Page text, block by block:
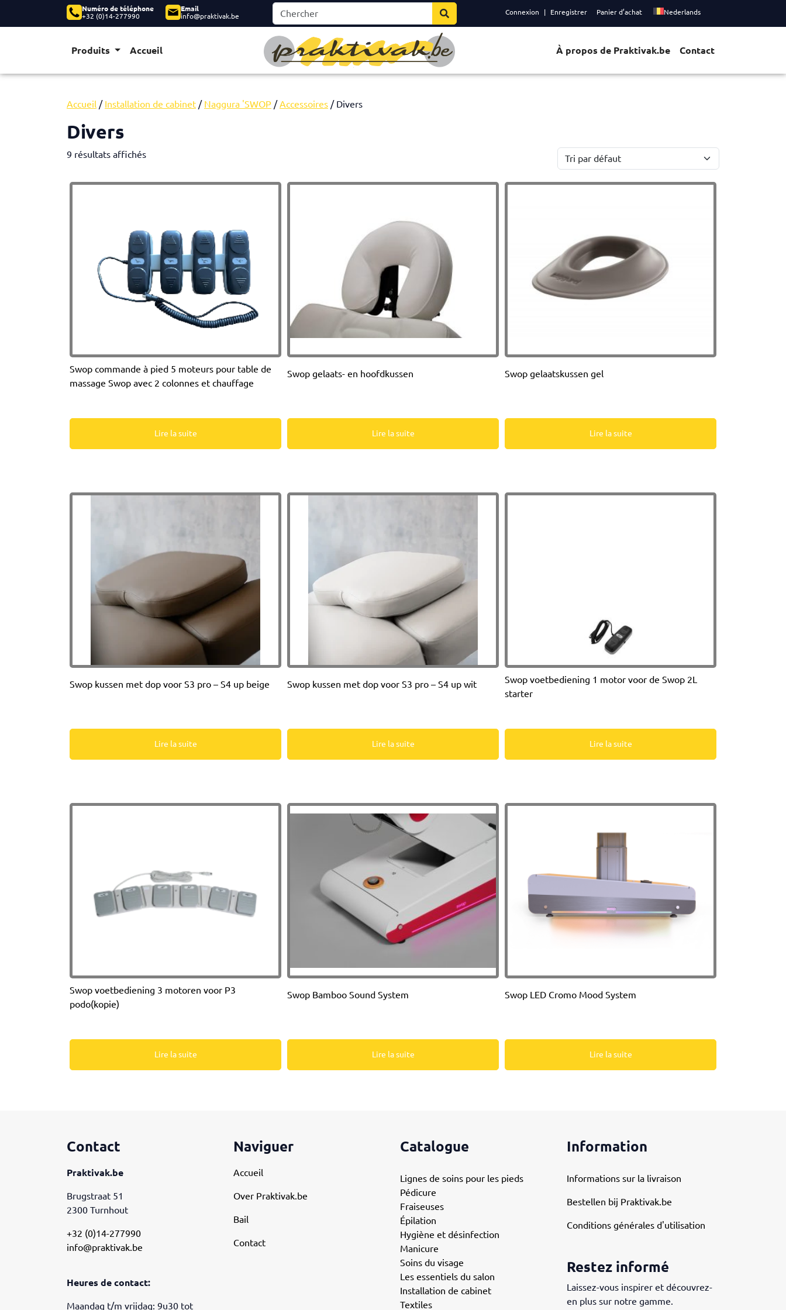
Connexion Enregistrer Panier d’achat Nederlands
Numéro de téléphone
+32 (0)14-277990
Email
info@praktivak.be
Produits Accueil À propos de Praktivak.be Contact
Accueil / Installation de cabinet / Naggura 'SWOP /Accessoires / Divers
Divers
9 résultats affichés
Swop commande à pied 5 moteurs pour table de
massage Swop avec 2 colonnes et chauffage
Lire la suite
Swop gelaats- en hoofdkussen
Lire la suite
Swop gelaatskussen gel
Lire la suite
Swop kussen met dop voor S3 pro – S4 up beige
Lire la suite
Swop kussen met dop voor S3 pro – S4 up wit
Lire la suite
Swop voetbediening 1 motor voor de Swop 2L
starter
Lire la suite
Swop voetbediening 3 motoren voor P3
podo(kopie)
Lire la suite
Swop Bamboo Sound System
Lire la suite
Swop LED Cromo Mood System
Lire la suite
Contact
Praktivak.be
Brugstraat 51
2300 Turnhout
+32 (0)14-277990
info@praktivak.be
Heures de contact:
Maandag t/m vrijdag: 9u30 tot
Naviguer
Accueil
Over Praktivak.be
Bail
Contact
Catalogue
Lignes de soins pour les pieds
Pédicure
Fraiseuses
Épilation
Hygiène et désinfection
Manicure
Soins du visage
Les essentiels du salon
Installation de cabinet
Textiles
Information
Informations sur la livraison
Bestellen bij Praktivak.be
Conditions générales d'utilisation
Restez informé
Laissez-vous inspirer et découvrez-
en plus sur notre gamme.